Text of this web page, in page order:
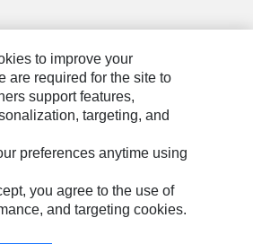
to improve your
are required for the site to
support features,
targeting, and
preferences anytime using
you agree to the use of
and targeting cookies.